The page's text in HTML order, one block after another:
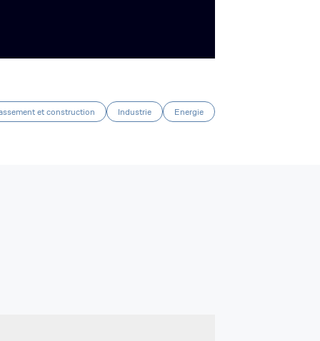
et construction Industrie Energie